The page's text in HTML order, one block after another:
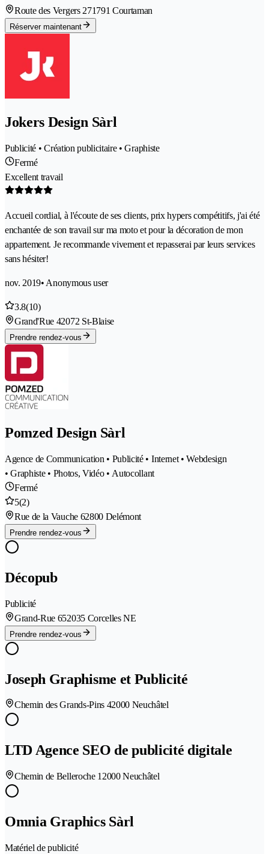
Route des Vergers 271791 Courtaman
Réserver maintenant
Jokers Design Sàrl
Publicité • Création publicitaire • Graphiste
Fermé
Excellent travail
Accueil cordial, à l'écoute de ses clients, prix hypers compétitifs, j'ai été
enchantée de son travail sur ma moto et pour la décoration de mon
appartement. Je recommande vivement et repasserai par leurs services
sans hésiter!
nov. 2019• Anonymous user
3.8(10)
Grand'Rue 42072 St-Blaise
Prendre rendez-vous
Pomzed Design Sàrl
Agence de Communication • Publicité • Internet • Webdesign
• Graphiste • Photos, Vidéo • Autocollant
Fermé
5(2)
Rue de la Vauche 62800 Delémont
Prendre rendez-vous
Décopub
Publicité
Grand-Rue 652035 Corcelles NE
Prendre rendez-vous
Joseph Graphisme et Publicité
Chemin des Grands-Pins 42000 Neuchâtel
LTD Agence SEO de publicité digitale
Chemin de Belleroche 1 2000 Neuchâtel
Omnia Graphics Sàrl
Matériel de publicité